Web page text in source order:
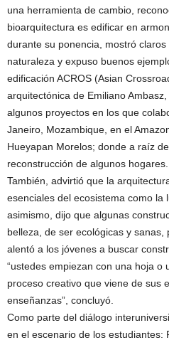
una herramienta de cambio,
bioarquitectura es edificar en
durante su ponencia, mostró
naturaleza y expuso buenos
edificación ACROS (Asian
arquitectónica de Emiliano
algunos proyectos en los que
Janeiro, Mozambique, en el
Hueyapan Morelos; donde a raíz
reconstrucción de algunos hogares.
También, advirtió que la
esenciales del ecosistema como la
asimismo, dijo que algunas
belleza, de ser ecológicas y
alentó a los jóvenes a buscar
“ustedes empiezan con una hoja o
proceso creativo que viene de sus
enseñanzas”, concluyó.
Como parte del diálogo
en el escenario de los estudiantes: